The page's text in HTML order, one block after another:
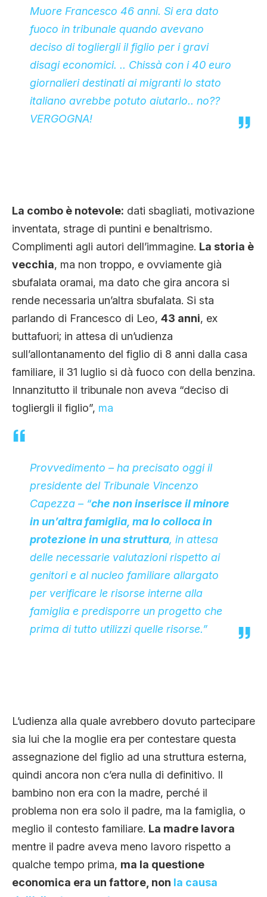
Muore Francesco 46 anni. Si era dato
fuoco in tribunale quando avevano
deciso di togliergli il figlio per i gravi
disagi economici. .. Chissà con i 40 euro
giornalieri destinati ai migranti lo stato
italiano avrebbe potuto aiutarlo.. no??
VERGOGNA!
La combo è notevole: dati sbagliati, motivazione
inventata, strage di puntini e benaltrismo.
Complimenti agli autori dell’immagine. La storia è
vecchia, ma non troppo, e ovviamente già
sbufalata oramai, ma dato che gira ancora si
rende necessaria un’altra sbufalata. Si sta
parlando di Francesco di Leo, 43 anni, ex
buttafuori; in attesa di un’udienza
sull’allontanamento del figlio di 8 anni dalla casa
familiare, il 31 luglio si dà fuoco con della benzina.
Innanzitutto il tribunale non aveva “deciso di
togliergli il figlio”, ma
Provvedimento – ha precisato oggi il
presidente del Tribunale Vincenzo
Capezza – “che non inserisce il minore
in un’altra famiglia, ma lo colloca in
protezione in una struttura, in attesa
delle necessarie valutazioni rispetto ai
genitori e al nucleo familiare allargato
per verificare le risorse interne alla
famiglia e predisporre un progetto che
prima di tutto utilizzi quelle risorse.”
L’udienza alla quale avrebbero dovuto partecipare
sia lui che la moglie era per contestare questa
assegnazione del figlio ad una struttura esterna,
quindi ancora non c’era nulla di definitivo. Il
bambino non era con la madre, perché il
problema non era solo il padre, ma la famiglia, o
meglio il contesto familiare. La madre lavora
mentre il padre aveva meno lavoro rispetto a
qualche tempo prima, ma la questione
economica era un fattore, non la causa